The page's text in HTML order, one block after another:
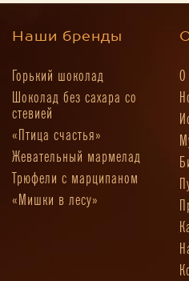
Наши бренды
Горький шоколад
Шоколад без сахара со
стевией
«Птица счастья»
Жевательный мармелад
Трюфели с марципаном
«Мишки в лесу»
О